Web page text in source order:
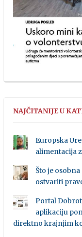
NAJČITANIJE U
Europska
alimentacija
Što je
ostvariti
Portal
aplikaciju
direktno krajnjim